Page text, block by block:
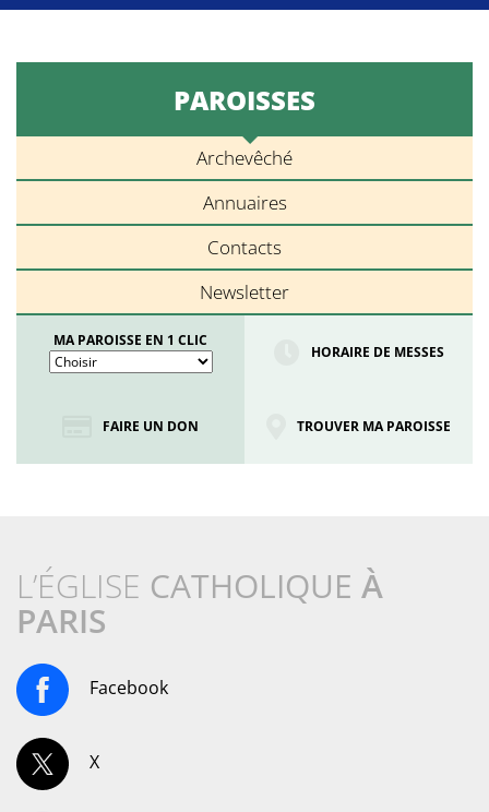
PAROISSES
Archevêché
Annuaires
Contacts
Newsletter
MA PAROISSE EN 1 CLIC
HORAIRE DE MESSES
FAIRE UN DON TROUVER MA PAROISSE
L’ÉGLISE CATHOLIQUE À
PARIS
Facebook
X